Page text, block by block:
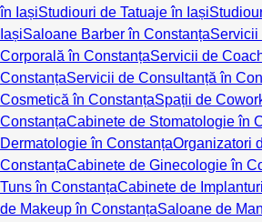
în IașiStudiouri de Tatuaje în Iași
IașiSaloane Barber în ConstanțaServicii
Corporală în ConstanțaServicii de
ConstanțaServicii de Consultanță în
Cosmetică în ConstanțaSpații de
ConstanțaCabinete de Stomatologie în
Dermatologie în ConstanțaOrganizatori
ConstanțaCabinete de Ginecologie în
Tuns în ConstanțaCabinete de
de Makeup în ConstanțaSaloane de